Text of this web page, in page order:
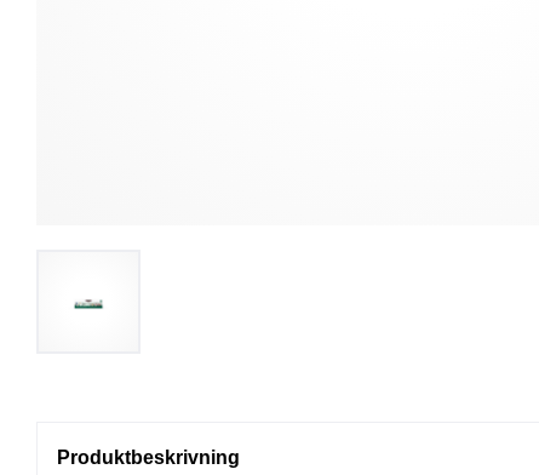
Produktbeskrivning